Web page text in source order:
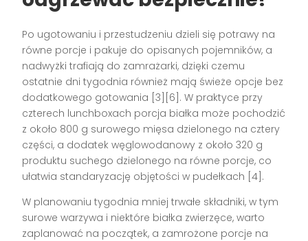
Po ugotowaniu i przestudzeniu dzieli się potrawy na
równe porcje i pakuje do opisanych pojemników, a
nadwyżki trafiają do zamrażarki, dzięki czemu
ostatnie dni tygodnia również mają świeże opcje bez
dodatkowego gotowania [3][6]. W praktyce przy
czterech lunchboxach porcja białka może pochodzić
z około 800 g surowego mięsa dzielonego na cztery
części, a dodatek węglowodanowy z około 320 g
produktu suchego dzielonego na równe porcje, co
ułatwia standaryzację objętości w pudełkach [4].
W planowaniu tygodnia mniej trwałe składniki, w tym
surowe warzywa i niektóre białka zwierzęce, warto
zaplanować na początek, a zamrożone porcje na